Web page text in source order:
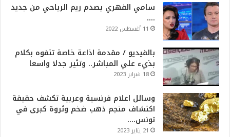
سامي الفهري يصدم ريم الرياحي من جديد
….
11 أغسطس 2022
بالفيديو / مقدمة اذاعة خاصة تتفوه بكلام
بذيء علي المباشر.. وتثير جدلا واسعا
18 فبراير 2023
وسائل اعلام فرنسية وعربية تكشف حقيقة
اكتشاف منجم ذهب ضخم وثروة كبرى في
تونس….
21 يناير 2023